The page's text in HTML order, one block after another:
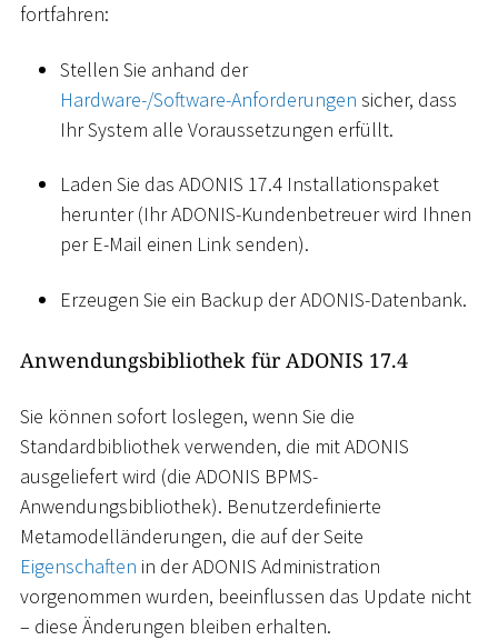
fortfahren:
Stellen Sie anhand der
Hardware-/Software-Anforderungen sicher, dass
Ihr System alle Voraussetzungen erfüllt.
Laden Sie das ADONIS 17.4 Installationspaket
herunter (Ihr ADONIS-Kundenbetreuer wird Ihnen
per E-Mail einen Link senden).
Erzeugen Sie ein Backup der ADONIS-Datenbank.
Anwendungsbibliothek für ADONIS 17.4
Sie können sofort loslegen, wenn Sie die
Standardbibliothek verwenden, die mit ADONIS
ausgeliefert wird (die ADONIS BPMS-
Anwendungsbibliothek). Benutzerdefinierte
Metamodelländerungen, die auf der Seite
Eigenschaften in der ADONIS Administration
vorgenommen wurden, beeinflussen das Update nicht
– diese Änderungen bleiben erhalten.